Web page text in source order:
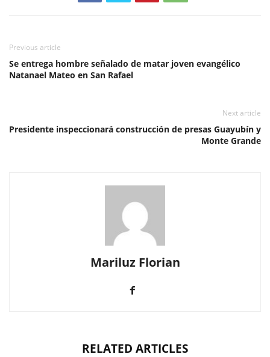
Previous article
Se entrega hombre señalado de matar joven evangélico
Natanael Mateo en San Rafael
Next article
Presidente inspeccionará construcción de presas Guayubín y
Monte Grande
Mariluz Florian
RELATED ARTICLES